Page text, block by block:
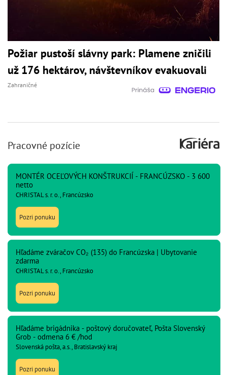
Požiar pustoší slávny park: Plamene zničili
už 176 hektárov, návštevníkov evakuovali
Zahraničné
Pracovné pozície
MONTÉR OCEĽOVÝCH KONŠTRUKCIÍ - FRANCÚZSKO - 3 600
netto
CHRISTAL s. r. o., Francúzsko
Pozri ponuku
Hľadáme zváračov CO₂ (135) do Francúzska | Ubytovanie
zdarma
CHRISTAL s. r. o., Francúzsko
Pozri ponuku
Hľadáme brigádnika - poštový doručovateľ, Pošta Slovenský
Grob - odmena 6 € /hod
Slovenská pošta, a.s., Bratislavský kraj
Pozri ponuku